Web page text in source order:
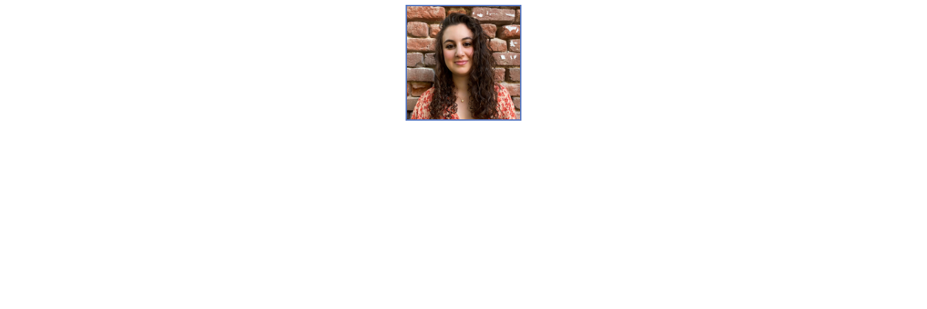
TERESA RIGHETTI